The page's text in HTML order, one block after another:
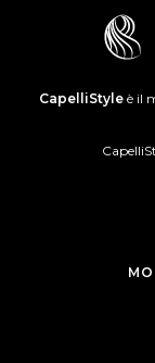
CapelliStyleè il